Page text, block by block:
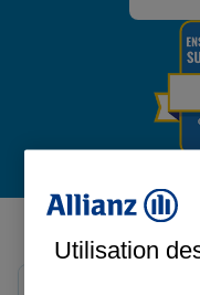
Derniers avis
Utilisation